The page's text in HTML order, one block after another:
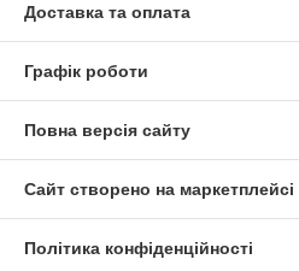
Доставка та оплата
Графік роботи
Повна версія сайту
Сайт створено на маркетплейсі
Політика конфіденційності